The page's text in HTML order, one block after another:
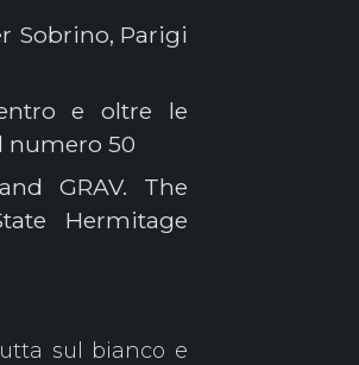
Sobrino, Parigi
e oltre le
numero 50
GRAV. The
Hermitage
sul bianco e